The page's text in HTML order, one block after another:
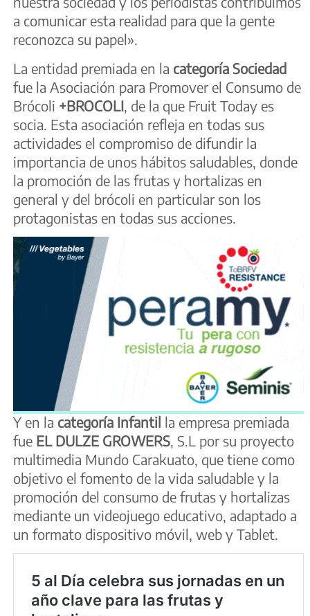
a comunicar esta realidad para que la gente
reconozca su papel».
La entidad premiada en la categoría Sociedad
fue la Asociación para Promover el Consumo de
Brócoli +BROCOLI , de la que Fruit Today es
socia. Esta asociación refleja en todas sus
actividades el compromiso de difundir la
importancia de unos hábitos saludables, donde
la promoción de las frutas y hortalizas en
general y del brócoli en particular son los
protagonistas en todas sus acciones.
Y en la categoría Infantil la empresa premiada
fue EL DULZE GROWERS , S.L por su proyecto
multimedia Mundo Carakuato, que tiene como
objetivo el fomento de la vida saludable y la
promoción del consumo de frutas y hortalizas
mediante un videojuego educativo, adaptado a
un formato dispositivo móvil, web y Tablet.